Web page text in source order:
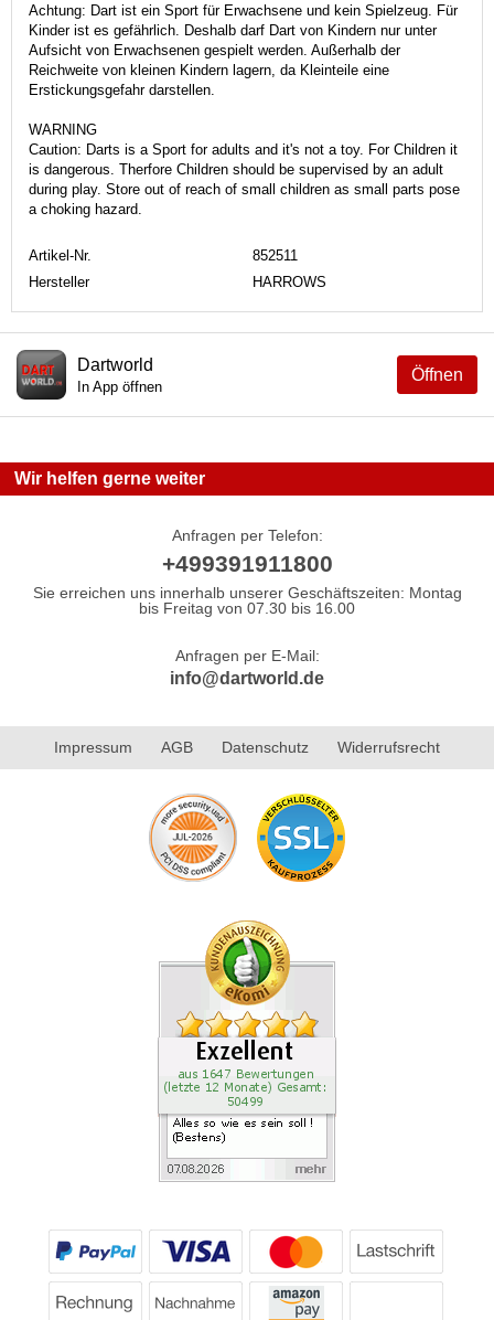
Achtung: Dart ist ein Sport für Erwachsene und kein Spielzeug. Für
Kinder ist es gefährlich. Deshalb darf Dart von Kindern nur unter
Aufsicht von Erwachsenen gespielt werden. Außerhalb der
Reichweite von kleinen Kindern lagern, da Kleinteile eine
Erstickungsgefahr darstellen.
WARNING
Caution: Darts is a Sport for adults and it's not a toy. For Children it
is dangerous. Therfore Children should be supervised by an adult
during play. Store out of reach of small children as small parts pose
a choking hazard.
Artikel-Nr.
852511
Hersteller
HARROWS
Öffnen
Dartworld
In App öffnen
Wir helfen gerne weiter
Anfragen per Telefon:
+499391911800
Sie erreichen uns innerhalb unserer Geschäftszeiten: Montag
bis Freitag von 07.30 bis 16.00
Anfragen per E-Mail:
info@dartworld.de
Impressum AGB Datenschutz Widerrufsrecht